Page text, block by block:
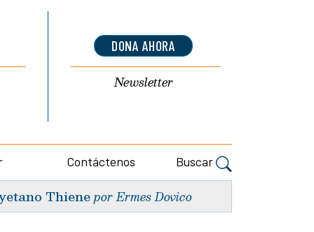
DONA AHORA
Newsletter
Contáctenos Buscar
Thienepor Ermes Dovico